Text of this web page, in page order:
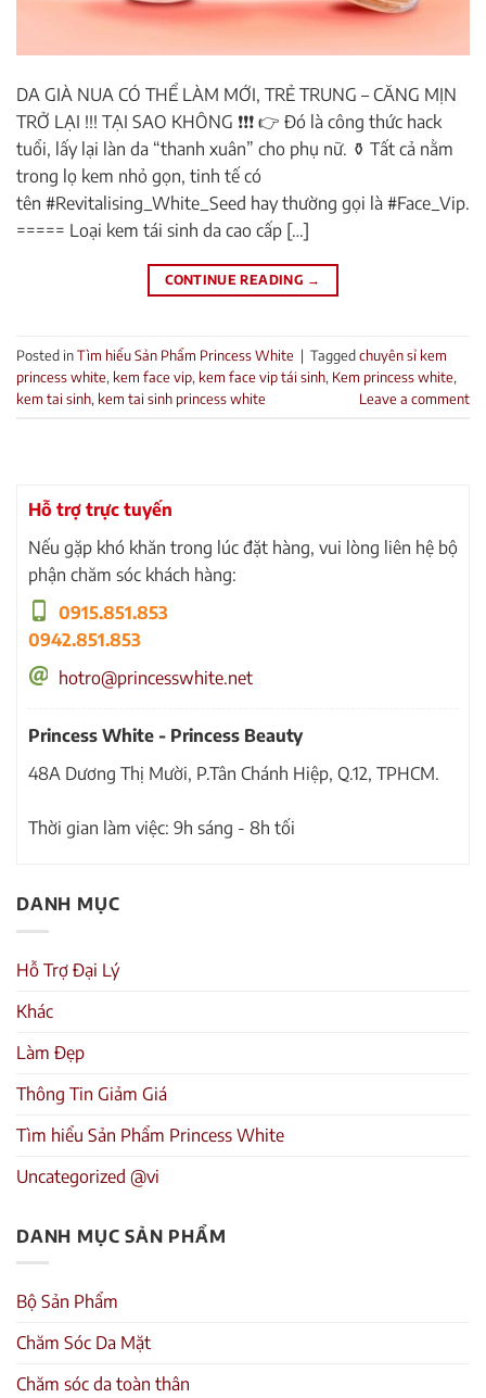
DA GIÀ NUA CÓ THỂ LÀM MỚI, TRẺ TRUNG – CĂNG MỊN
TRỞ LẠI !!! TẠI SAO KHÔNG ❗️❗️❗️ 👉 Đó là công thức hack
tuổi, lấy lại làn da “thanh xuân” cho phụ nữ. ⚱ Tất cả nằm
trong lọ kem nhỏ gọn, tinh tế có
tên #Revitalising_White_Seed hay thường gọi là #Face_Vip.
===== Loại kem tái sinh da cao cấp […]
CONTINUE READING →
Posted inTìm hiểu Sản Phẩm Princess White | Taggedchuyên sỉ kem
princess white, kem face vip, kem face vip tái sinh, Kem princess white,
kem tai sinh, kem tai sinh princess white Leave a comment
Hỗ trợ trực tuyến
Nếu gặp khó khăn trong lúc đặt hàng, vui lòng liên hệ bộ
phận chăm sóc khách hàng:
0915.851.853
0942.851.853
hotro@princesswhite.net
Princess White - Princess Beauty
48A Dương Thị Mười, P.Tân Chánh Hiệp, Q.12, TPHCM.
Thời gian làm việc: 9h sáng - 8h tối
DANH MỤC
Hỗ Trợ Đại Lý
Khác
Làm Đẹp
Thông Tin Giảm Giá
Tìm hiểu Sản Phẩm Princess White
Uncategorized @vi
DANH MỤC SẢN PHẨM
Bộ Sản Phẩm
Chăm Sóc Da Mặt
Chăm sóc da toàn thân